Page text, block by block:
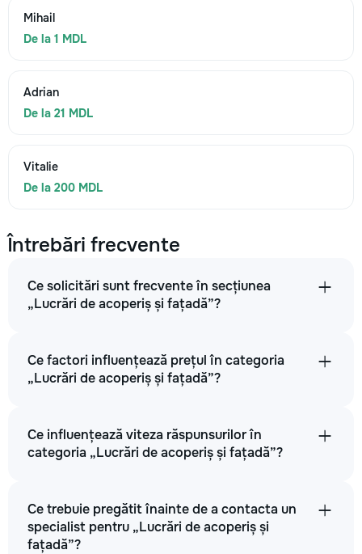
Mihail
De la 1 MDL
Adrian
De la 21 MDL
Vitalie
De la 200 MDL
Întrebări frecvente
Ce solicitări sunt frecvente în secțiunea
„Lucrări de acoperiș și fațadă”?
Ce factori influențează prețul în categoria
„Lucrări de acoperiș și fațadă”?
Ce influențează viteza răspunsurilor în
categoria „Lucrări de acoperiș și fațadă”?
Ce trebuie pregătit înainte de a contacta un
specialist pentru „Lucrări de acoperiș și
fațadă”?